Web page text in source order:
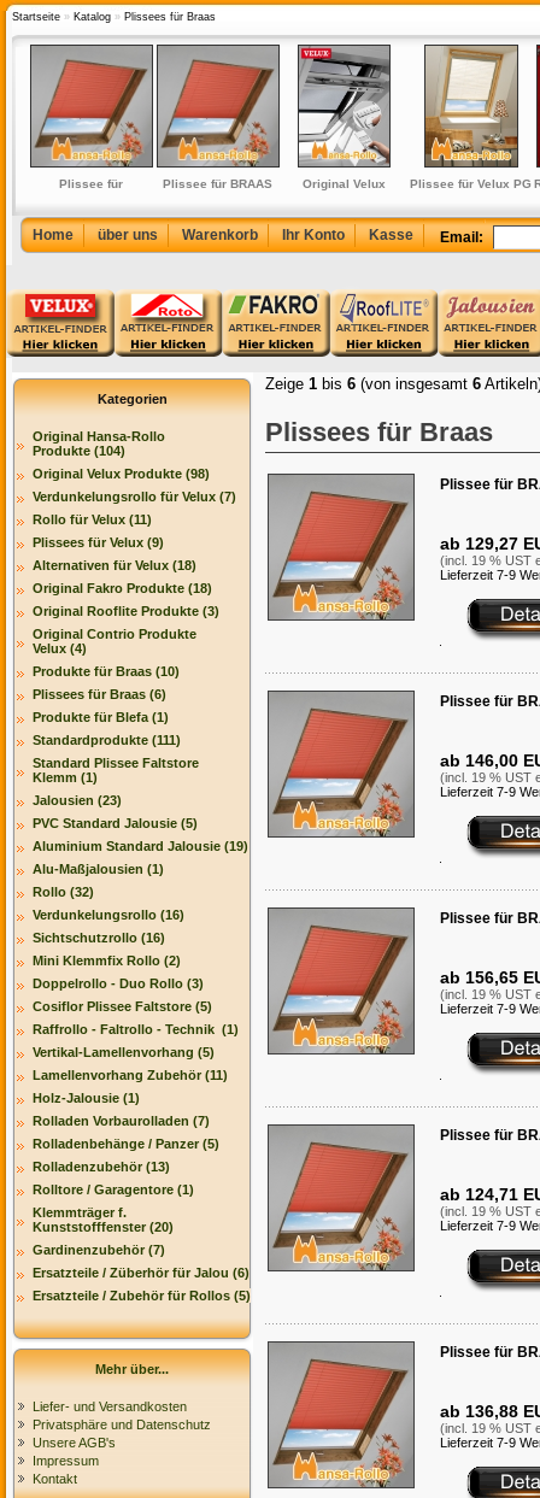
Startseite » Katalog » Plissees für Braas
Plissee für
Plissee für BRAAS
Original Velux
(MML)
Plissee für Velux PG
Home über uns Warenkorb Ihr Konto Kasse Email:
Kategorien
Original Hansa-Rollo
Produkte (104)
Original Velux Produkte (98)
Verdunkelungsrollo für Velux (7)
Rollo für Velux (11)
Plissees für Velux (9)
Alternativen für Velux (18)
Original Fakro Produkte (18)
Original Rooflite Produkte (3)
Original Contrio Produkte
Velux (4)
Produkte für Braas (10)
Plissees für Braas (6)
Produkte für Blefa (1)
Standardprodukte (111)
Standard Plissee Faltstore
Klemm (1)
Jalousien (23)
PVC Standard Jalousie (5)
Aluminium Standard Jalousie (19)
Alu-Maßjalousien (1)
Rollo (32)
Verdunkelungsrollo (16)
Sichtschutzrollo (16)
Mini Klemmfix Rollo (2)
Doppelrollo - Duo Rollo (3)
Cosiflor Plissee Faltstore (5)
Raffrollo - Faltrollo - Technik (1)
Vertikal-Lamellenvorhang (5)
Lamellenvorhang Zubehör (11)
Holz-Jalousie (1)
Rolladen Vorbaurolladen (7)
Rolladenbehänge / Panzer (5)
Rolladenzubehör (13)
Rolltore / Garagentore (1)
Klemmträger f.
Kunststofffenster (20)
Gardinenzubehör (7)
Ersatzteile / Züberhör für Jalou (6)
Ersatzteile / Zubehör für Rollos (5)
Mehr über...
Liefer- und Versandkosten
Privatsphäre und Datenschutz
Unsere AGB's
Impressum
Kontakt
Zeige 1 bis 6 (von insgesamt 6
Plissees für Braas
Plissee für
ab 129,27
(incl. 19 % UST
Lieferzeit 7-9
Plissee für
ab 146,00
(incl. 19 % UST
Lieferzeit 7-9
Plissee für
ab 156,65
(incl. 19 % UST
Lieferzeit 7-9
Plissee für
ab 124,71
(incl. 19 % UST
Lieferzeit 7-9
Plissee für
ab 136,88
(incl. 19 % UST
Lieferzeit 7-9